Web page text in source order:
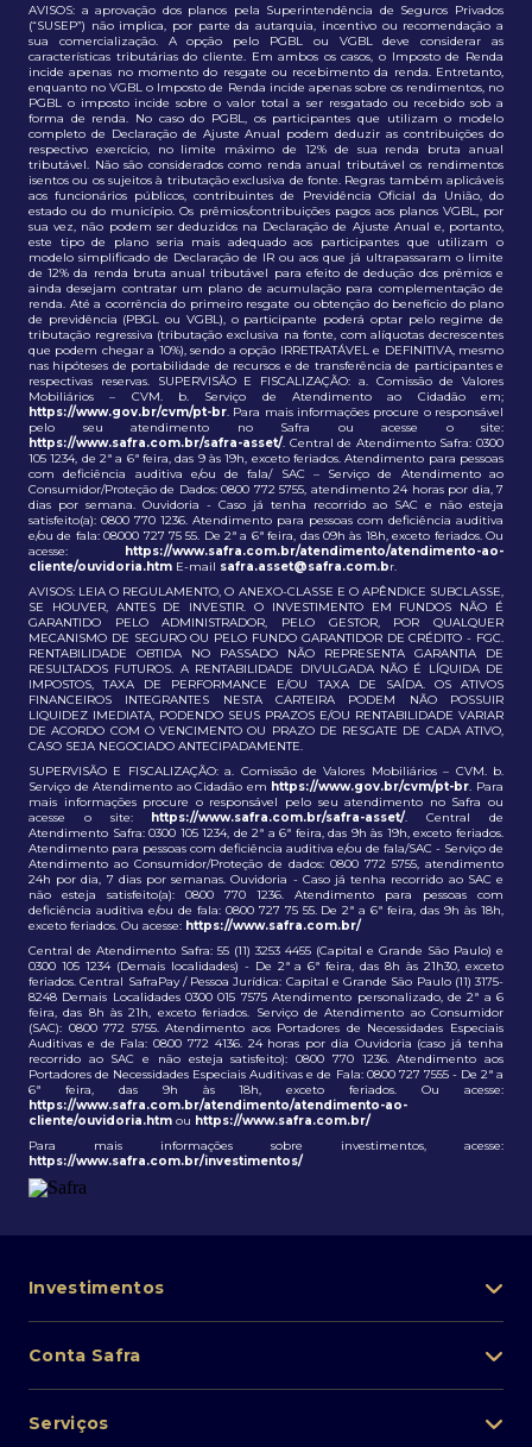
AVISOS: a aprovação dos planos pela Superintendência de Seguros Privados
(“SUSEP”) não implica, por parte da autarquia, incentivo ou recomendação a
sua comercialização. A opção pelo PGBL ou VGBL deve considerar as
características tributárias do cliente. Em ambos os casos, o Imposto de Renda
incide apenas no momento do resgate ou recebimento da renda. Entretanto,
enquanto no VGBL o Imposto de Renda incide apenas sobre os rendimentos, no
PGBL o imposto incide sobre o valor total a ser resgatado ou recebido sob a
forma de renda. No caso do PGBL, os participantes que utilizam o modelo
completo de Declaração de Ajuste Anual podem deduzir as contribuições do
respectivo exercício, no limite máximo de 12% de sua renda bruta anual
tributável. Não são considerados como renda anual tributável os rendimentos
isentos ou os sujeitos à tributação exclusiva de fonte. Regras também aplicáveis
aos funcionários públicos, contribuintes de Previdência Oficial da União, do
estado ou do município. Os prêmios/contribuições pagos aos planos VGBL, por
sua vez, não podem ser deduzidos na Declaração de Ajuste Anual e, portanto,
este tipo de plano seria mais adequado aos participantes que utilizam o
modelo simplificado de Declaração de IR ou aos que já ultrapassaram o limite
de 12% da renda bruta anual tributável para efeito de dedução dos prêmios e
ainda desejam contratar um plano de acumulação para complementação de
renda. Até a ocorrência do primeiro resgate ou obtenção do benefício do plano
de previdência (PBGL ou VGBL), o participante poderá optar pelo regime de
tributação regressiva (tributação exclusiva na fonte, com alíquotas decrescentes
que podem chegar a 10%), sendo a opção IRRETRATÁVEL e DEFINITIVA, mesmo
nas hipóteses de portabilidade de recursos e de transferência de participantes e
respectivas reservas. SUPERVISÃO E FISCALIZAÇÃO: a. Comissão de Valores
Mobiliários – CVM. b. Serviço de Atendimento ao Cidadão em;
https://www.gov.br/cvm/pt-br. Para mais informações procure o responsável
pelo seu atendimento no Safra ou acesse o site:
https://www.safra.com.br/safra-asset/. Central de Atendimento Safra: 0300
105 1234, de 2ª a 6ª feira, das 9 às 19h, exceto feriados. Atendimento para pessoas
com deficiência auditiva e/ou de fala/ SAC – Serviço de Atendimento ao
Consumidor/Proteção de Dados: 0800 772 5755, atendimento 24 horas por dia, 7
dias por semana. Ouvidoria - Caso já tenha recorrido ao SAC e não esteja
satisfeito(a): 0800 770 1236. Atendimento para pessoas com deficiência auditiva
e/ou de fala: 08000 727 75 55. De 2ª a 6ª feira, das 09h às 18h, exceto feriados. Ou
acesse: https://www.safra.com.br/atendimento/atendimento-ao-
cliente/ouvidoria.htm E-mail safra.asset@safra.com.br.
AVISOS: LEIA O REGULAMENTO, O ANEXO-CLASSE E O APÊNDICE SUBCLASSE,
SE HOUVER, ANTES DE INVESTIR. O INVESTIMENTO EM FUNDOS NÃO É
GARANTIDO PELO ADMINISTRADOR, PELO GESTOR, POR QUALQUER
MECANISMO DE SEGURO OU PELO FUNDO GARANTIDOR DE CRÉDITO - FGC.
RENTABILIDADE OBTIDA NO PASSADO NÃO REPRESENTA GARANTIA DE
RESULTADOS FUTUROS. A RENTABILIDADE DIVULGADA NÃO É LÍQUIDA DE
IMPOSTOS, TAXA DE PERFORMANCE E/OU TAXA DE SAÍDA. OS ATIVOS
FINANCEIROS INTEGRANTES NESTA CARTEIRA PODEM NÃO POSSUIR
LIQUIDEZ IMEDIATA, PODENDO SEUS PRAZOS E/OU RENTABILIDADE VARIAR
DE ACORDO COM O VENCIMENTO OU PRAZO DE RESGATE DE CADA ATIVO,
CASO SEJA NEGOCIADO ANTECIPADAMENTE.
SUPERVISÃO E FISCALIZAÇÃO: a. Comissão de Valores Mobiliários – CVM. b.
Serviço de Atendimento ao Cidadão em https://www.gov.br/cvm/pt-br. Para
mais informações procure o responsável pelo seu atendimento no Safra ou
acesse o site: https://www.safra.com.br/safra-asset/. Central de
Atendimento Safra: 0300 105 1234, de 2ª a 6ª feira, das 9h às 19h, exceto feriados.
Atendimento para pessoas com deficiência auditiva e/ou de fala/SAC - Serviço de
Atendimento ao Consumidor/Proteção de dados: 0800 772 5755, atendimento
24h por dia, 7 dias por semanas. Ouvidoria - Caso já tenha recorrido ao SAC e
não esteja satisfeito(a): 0800 770 1236. Atendimento para pessoas com
deficiência auditiva e/ou de fala: 0800 727 75 55. De 2ª a 6ª feira, das 9h às 18h,
exceto feriados. Ou acesse: https://www.safra.com.br/
Central de Atendimento Safra: 55 (11) 3253 4455 (Capital e Grande São Paulo) e
0300 105 1234 (Demais localidades) - De 2ª a 6ª feira, das 8h às 21h30, exceto
feriados. Central SafraPay / Pessoa Jurídica: Capital e Grande São Paulo (11) 3175-
8248 Demais Localidades 0300 015 7575 Atendimento personalizado, de 2ª a 6
feira, das 8h às 21h, exceto feriados. Serviço de Atendimento ao Consumidor
(SAC): 0800 772 5755. Atendimento aos Portadores de Necessidades Especiais
Auditivas e de Fala: 0800 772 4136. 24 horas por dia Ouvidoria (caso já tenha
recorrido ao SAC e não esteja satisfeito): 0800 770 1236. Atendimento aos
Portadores de Necessidades Especiais Auditivas e de Fala: 0800 727 7555 - De 2ª a
6ª feira, das 9h às 18h, exceto feriados. Ou acesse:
https://www.safra.com.br/atendimento/atendimento-ao-
cliente/ouvidoria.htm ou https://www.safra.com.br/
Para mais informações sobre investimentos, acesse:
https://www.safra.com.br/investimentos/
Investimentos
Lista de fundos de investimento
Conta Safra
Pessoa Física
Serviços